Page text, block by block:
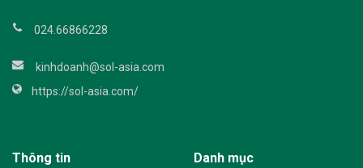
024.66866228
kinhdoanh@sol-asia.com
https://sol-asia.com/
Thông tin Danh mục